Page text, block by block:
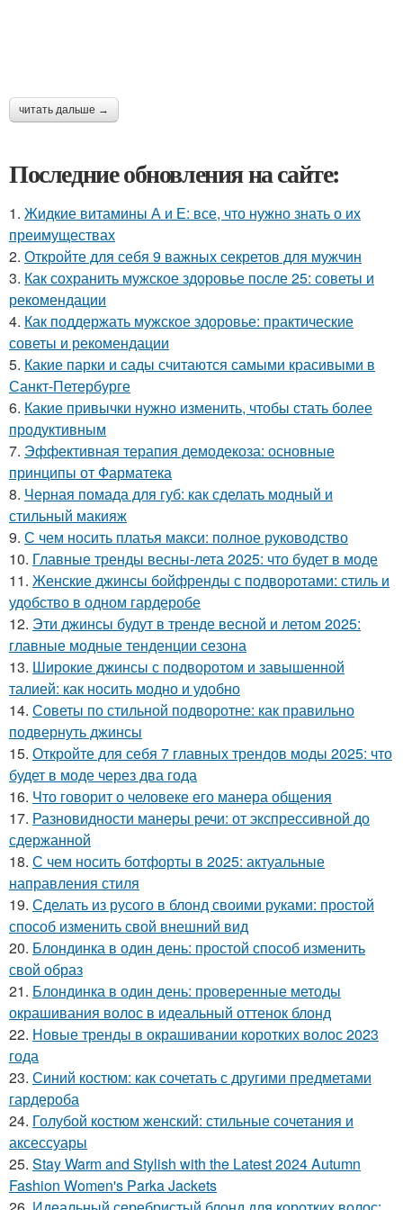
читать дальше →
Последние обновления на сайте:
1. Жидкие витамины А и Е: все, что нужно знать о их
преимуществах
2. Откройте для себя 9 важных секретов для мужчин
3. Как сохранить мужское здоровье после 25: советы и
рекомендации
4. Как поддержать мужское здоровье: практические
советы и рекомендации
5. Какие парки и сады считаются самыми красивыми в
Санкт-Петербурге
6. Какие привычки нужно изменить, чтобы стать более
продуктивным
7. Эффективная терапия демодекоза: основные
принципы от Фарматека
8. Черная помада для губ: как сделать модный и
стильный макияж
9. С чем носить платья макси: полное руководство
10. Главные тренды весны-лета 2025: что будет в моде
11. Женские джинсы бойфренды с подворотами: стиль и
удобство в одном гардеробе
12. Эти джинсы будут в тренде весной и летом 2025:
главные модные тенденции сезона
13. Широкие джинсы с подворотом и завышенной
талией: как носить модно и удобно
14. Советы по стильной подворотне: как правильно
подвернуть джинсы
15. Откройте для себя 7 главных трендов моды 2025: что
будет в моде через два года
16. Что говорит о человеке его манера общения
17. Разновидности манеры речи: от экспрессивной до
сдержанной
18. С чем носить ботфорты в 2025: актуальные
направления стиля
19. Сделать из русого в блонд своими руками: простой
способ изменить свой внешний вид
20. Блондинка в один день: простой способ изменить
свой образ
21. Блондинка в один день: проверенные методы
окрашивания волос в идеальный оттенок блонд
22. Новые тренды в окрашивании коротких волос 2023
года
23. Синий костюм: как сочетать с другими предметами
гардероба
24. Голубой костюм женский: стильные сочетания и
аксессуары
25. Stay Warm and Stylish with the Latest 2024 Autumn
Fashion Women's Parka Jackets